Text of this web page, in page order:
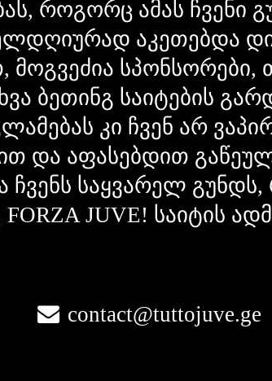
როგორც ამას
აკეთებდა
მოგვეძია სპონსორები,
ბეთინგ საიტების
კი ჩვენ არ
და აფასებდით
ჩვენს საყვარელ
FORZA JUVE! საიტის
contact@tuttojuve.ge